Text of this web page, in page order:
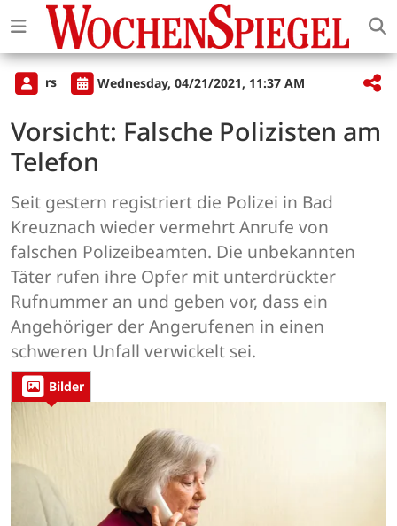
rs Wednesday, 04/21/2021, 11:37 AM
Vorsicht: Falsche Polizisten am
Telefon
Seit gestern registriert die Polizei in Bad
Kreuznach wieder vermehrt Anrufe von
falschen Polizeibeamten. Die unbekannten
Täter rufen ihre Opfer mit unterdrückter
Rufnummer an und geben vor, dass ein
Angehöriger der Angerufenen in einen
schweren Unfall verwickelt sei.
Bilder